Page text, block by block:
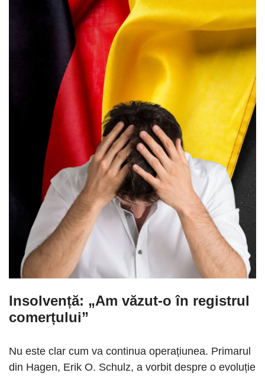
Insolvență: „Am văzut-o în registrul
comerțului”
Nu este clar cum va continua operațiunea. Primarul
din Hagen, Erik O. Schulz, a vorbit despre o evoluție